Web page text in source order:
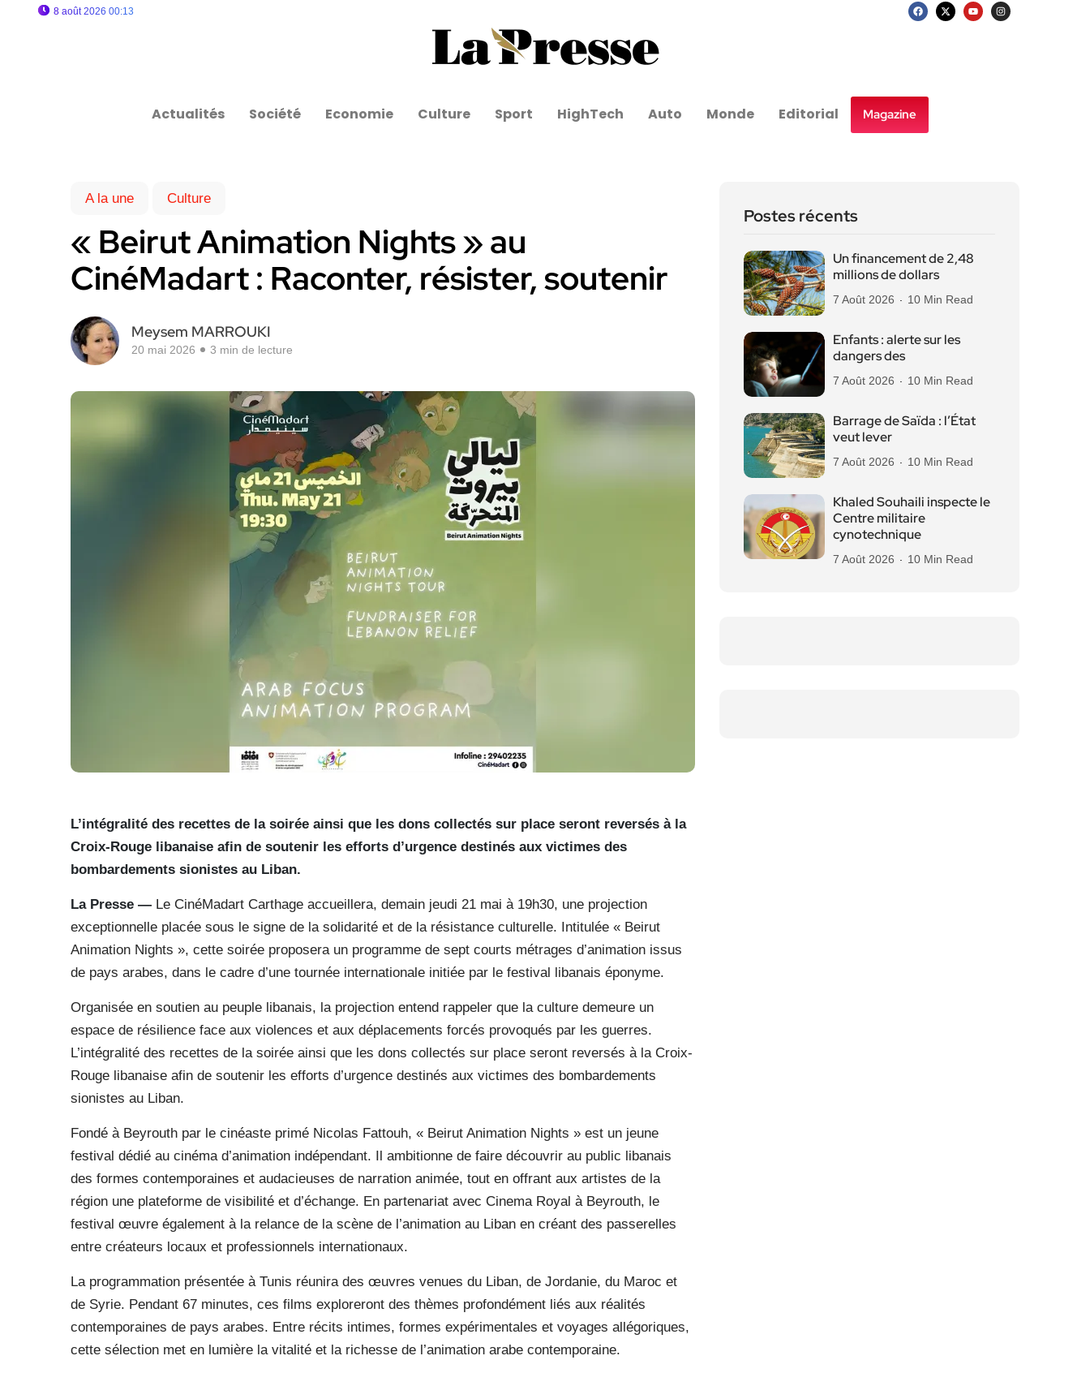
8 août 2026 00:13
Actualités Société Economie Culture Sport HighTech Auto Monde Editorial Magazine
A la une Culture
« Beirut Animation Nights » au
CinéMadart : Raconter, résister, soutenir
Meysem MARROUKI
20 mai 2026 3 min de lecture
L’intégralité des recettes de la soirée ainsi que les dons collectés sur place seront reversés à la
Croix-Rouge libanaise afin de soutenir les efforts d’urgence destinés aux victimes des
bombardements sionistes au Liban.
La Presse — Le CinéMadart Carthage accueillera, demain jeudi 21 mai à 19h30, une projection
exceptionnelle placée sous le signe de la solidarité et de la résistance culturelle. Intitulée « Beirut
Animation Nights », cette soirée proposera un programme de sept courts métrages d’animation issus
de pays arabes, dans le cadre d’une tournée internationale initiée par le festival libanais éponyme.
Organisée en soutien au peuple libanais, la projection entend rappeler que la culture demeure un
espace de résilience face aux violences et aux déplacements forcés provoqués par les guerres.
L’intégralité des recettes de la soirée ainsi que les dons collectés sur place seront reversés à la Croix-
Rouge libanaise afin de soutenir les efforts d’urgence destinés aux victimes des bombardements
sionistes au Liban.
Fondé à Beyrouth par le cinéaste primé Nicolas Fattouh, « Beirut Animation Nights » est un jeune
festival dédié au cinéma d’animation indépendant. Il ambitionne de faire découvrir au public libanais
des formes contemporaines et audacieuses de narration animée, tout en offrant aux artistes de la
région une plateforme de visibilité et d’échange. En partenariat avec Cinema Royal à Beyrouth, le
festival œuvre également à la relance de la scène de l’animation au Liban en créant des passerelles
entre créateurs locaux et professionnels internationaux.
La programmation présentée à Tunis réunira des œuvres venues du Liban, de Jordanie, du Maroc et
de Syrie. Pendant 67 minutes, ces films exploreront des thèmes profondément liés aux réalités
contemporaines de pays arabes. Entre récits intimes, formes expérimentales et voyages allégoriques,
cette sélection met en lumière la vitalité et la richesse de l’animation arabe contemporaine.
Postes récents
Un financement de 2,48
millions de dollars
7 Août 2026 10 Min Read
Enfants : alerte sur les
dangers des
7 Août 2026 10 Min Read
Barrage de Saïda : l’État
veut lever
7 Août 2026 10 Min Read
Khaled Souhaili inspecte le
Centre militaire
cynotechnique
7 Août 2026 10 Min Read